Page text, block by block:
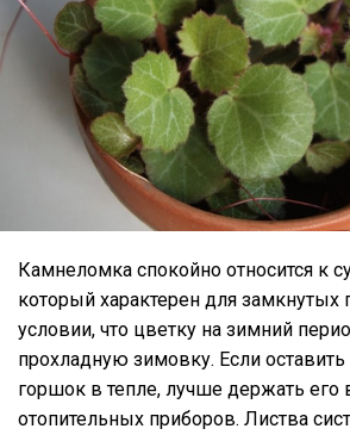
Камнеломка спокойно относится к
который характерен для
условии, что цветку на зимний
прохладную зимовку. Если
горшок в тепле, лучше держать его
отопительных приборов. Листва